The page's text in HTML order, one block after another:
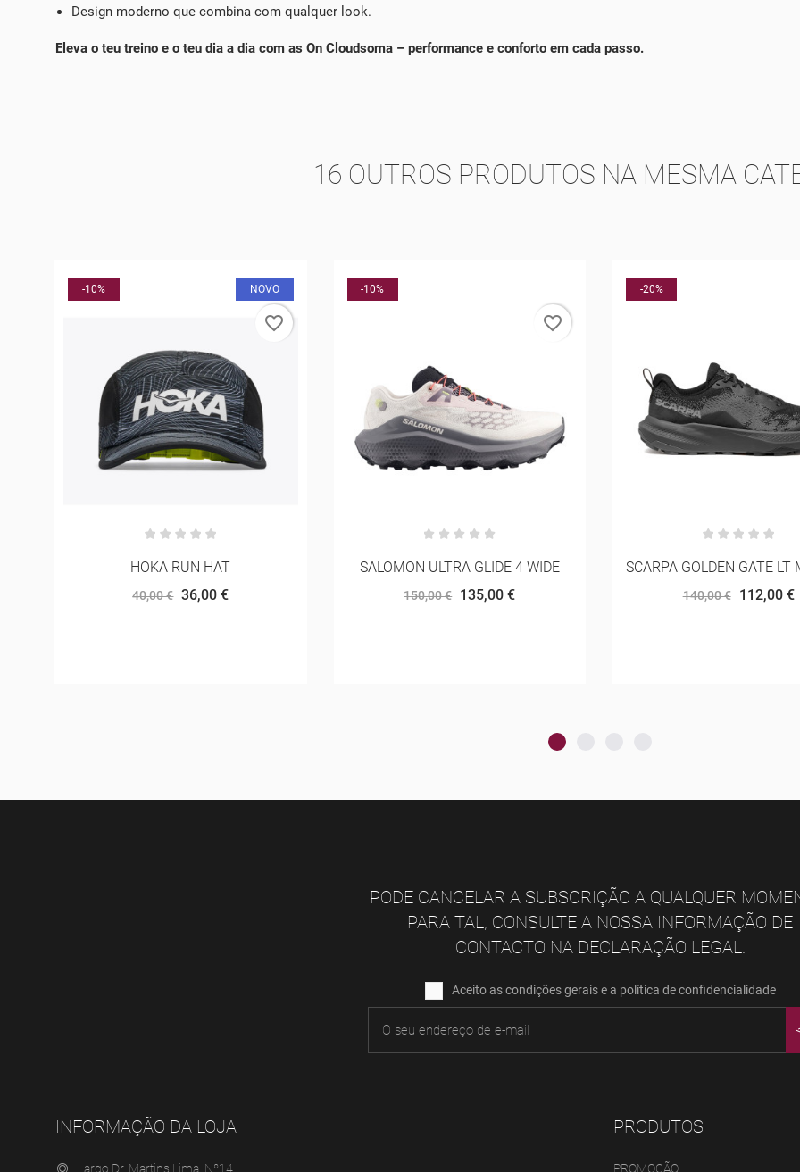
Design moderno que combina com qualquer look.
Eleva o teu treino e o teu dia a dia com as On Cloudsoma – performance e conforto em cada passo.
16 OUTROS PRODUTOS NA MESMA
-10%
SALOMON ULTRA GLIDE 4 WIDE
150,00 € 135,00 €
favorite_border
-20%
SCARPA GOLDEN GATE LT MULHER
140,00 € 112,00 €
favorite_border
NNORMAL CADÍ
150,00 €
PODE CANCELAR A SUBSCRIÇÃO A QUALQUER
PARA TAL, CONSULTE A NOSSA INFORMAÇÃO DE
CONTACTO NA DECLARAÇÃO LEGAL.
Aceito as condições gerais e a política de confidencialidade
INFORMAÇÃO DA LOJA
Largo Dr. Martins Lima, Nº14
PRODUTOS
PROMOÇÃO